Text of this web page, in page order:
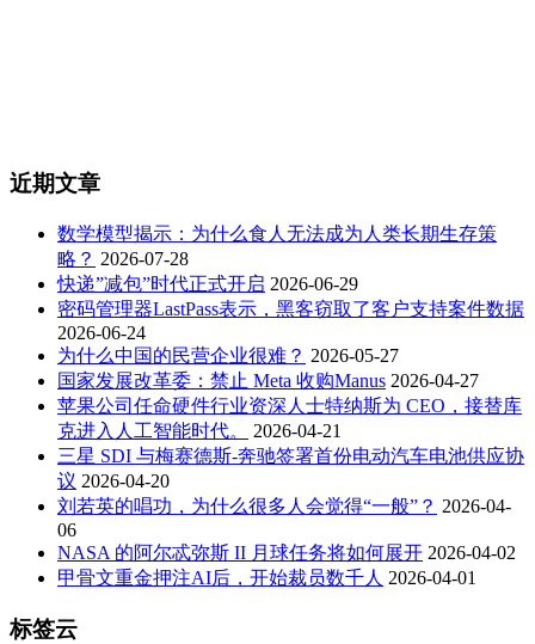
近期文章
数学模型揭示：为什么食人无法成为人类长期生存策
略？ 2026-07-28
快递”减包”时代正式开启 2026-06-29
密码管理器LastPass表示，黑客窃取了客户支持案件数据
2026-06-24
为什么中国的民营企业很难？ 2026-05-27
国家发展改革委：禁止 Meta 收购Manus 2026-04-27
苹果公司任命硬件行业资深人士特纳斯为 CEO，接替库
克进入人工智能时代。
2026-04-21
三星 SDI 与梅赛德斯-奔驰签署首份电动汽车电池供应协
议 2026-04-20
刘若英的唱功，为什么很多人会觉得“一般”？ 2026-04-
06
NASA 的阿尔忒弥斯 II 月球任务将如何展开 2026-04-02
甲骨文重金押注AI后，开始裁员数千人 2026-04-01
标签云